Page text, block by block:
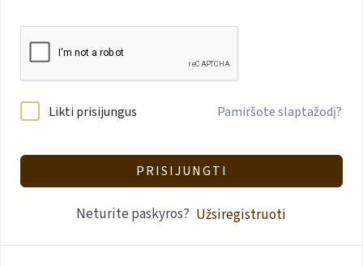
Likti prisijungus Pamiršote slaptažodį?
PRISIJUNGTI
Neturite paskyros? Užsiregistruoti